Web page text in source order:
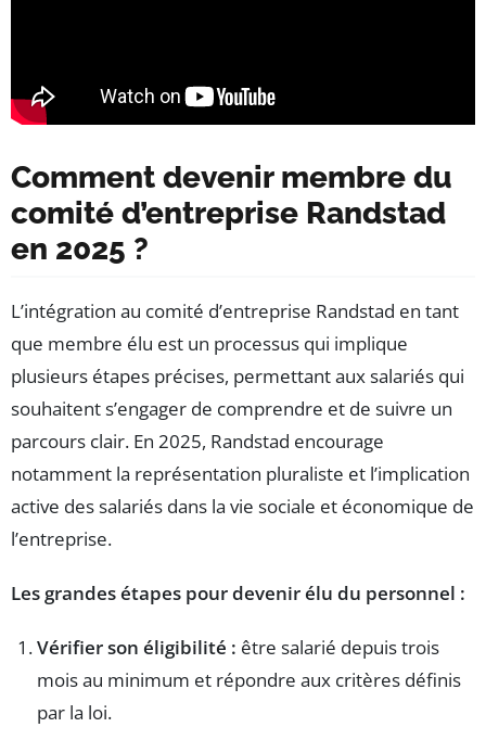
Comment devenir membre du
comité d’entreprise Randstad
en 2025 ?
L’intégration au comité d’entreprise Randstad en tant
que membre élu est un processus qui implique
plusieurs étapes précises, permettant aux salariés qui
souhaitent s’engager de comprendre et de suivre un
parcours clair. En 2025, Randstad encourage
notamment la représentation pluraliste et l’implication
active des salariés dans la vie sociale et économique de
l’entreprise.
Les grandes étapes pour devenir élu du personnel :
Vérifier son éligibilité : être salarié depuis trois
mois au minimum et répondre aux critères définis
par la loi.